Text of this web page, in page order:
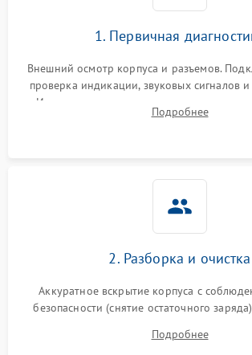
1. Первичная
Внешний осмотр корпуса и разъемов.
проверка индикации, звуковых сигналов
Измерение входного и выходного
реакции ИБП на отключение основного
Подробнее
2. Разборка и очистка
Аккуратное вскрытие корпуса с
безопасности (снятие остаточного
и кистей для предотвращения перегрева
Подробнее